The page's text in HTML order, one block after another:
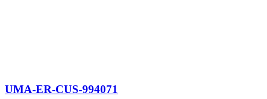
UMA-ER-CUS-994071